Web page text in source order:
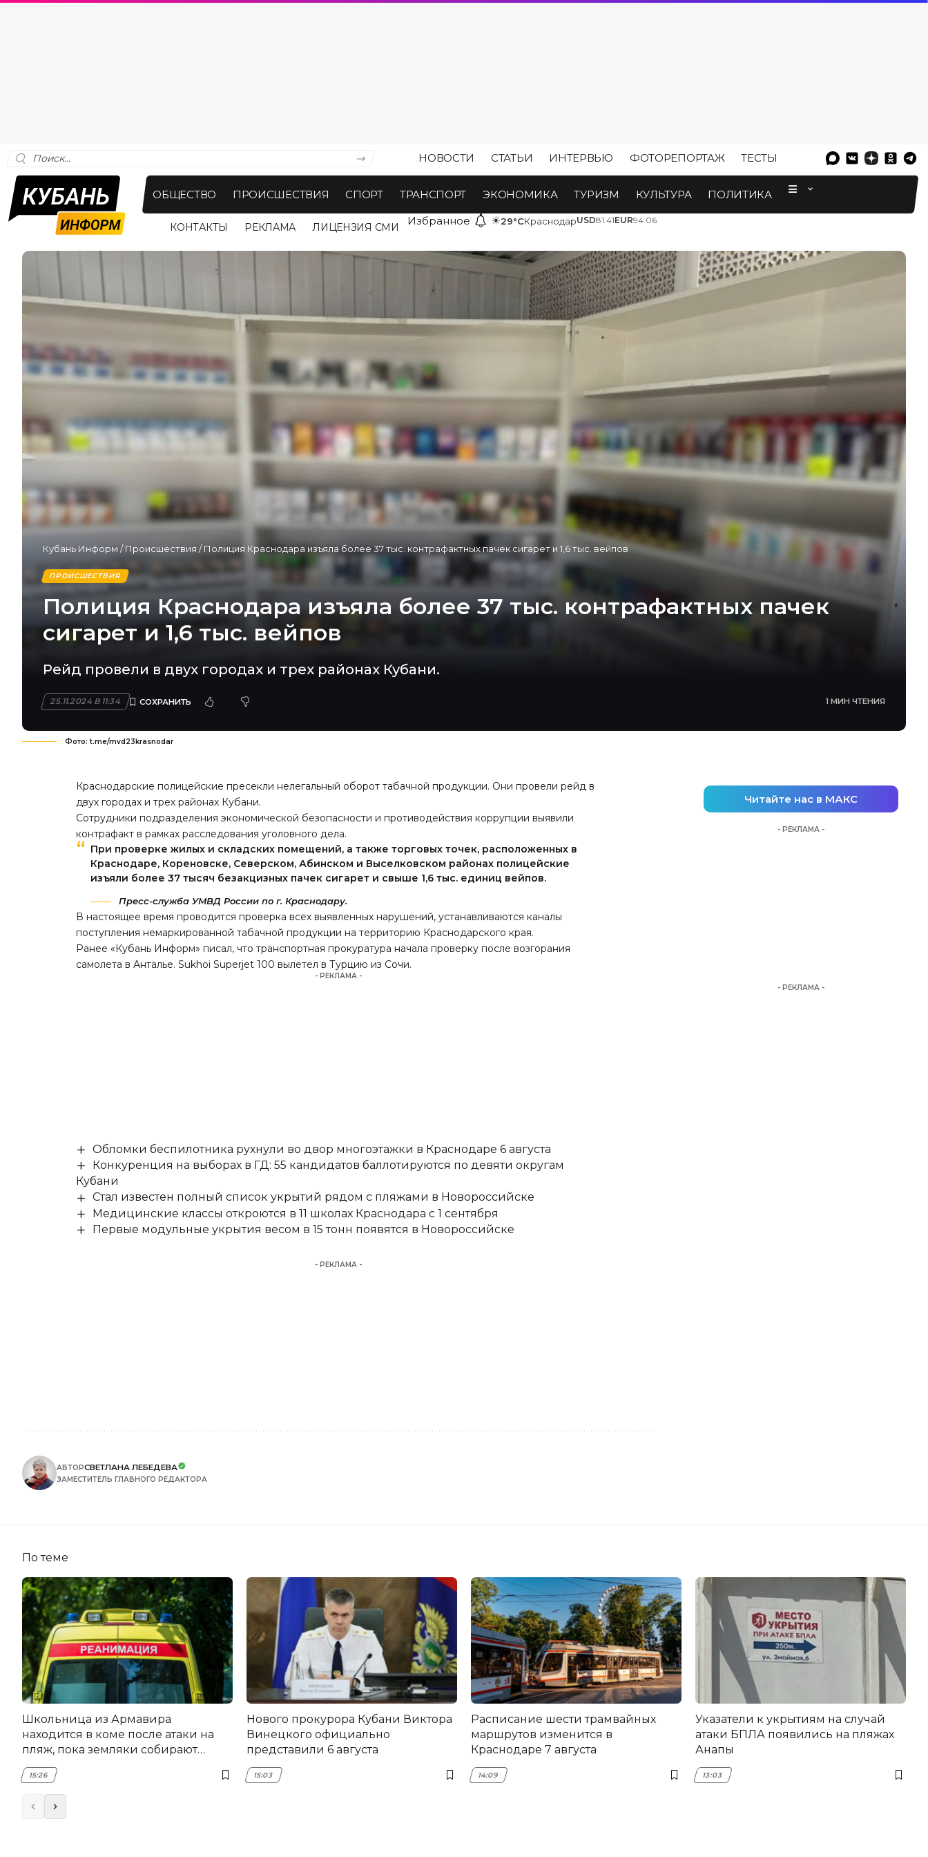
НОВОСТИ СТАТЬИ ИНТЕРВЬЮ ФОТОРЕПОРТАЖ ТЕСТЫ
ОБЩЕСТВО ПРОИСШЕСТВИЯ СПОРТ ТРАНСПОРТ ЭКОНОМИКА ТУРИЗМ КУЛЬТУРА ПОЛИТИКА
КОНТАКТЫ РЕКЛАМА ЛИЦЕНЗИЯ СМИ Избранное ☀29°CКраснодарUSD81.41EUR94.06
Кубань Информ /Происшествия /Полиция Краснодара изъяла более 37 тыс. контрафактных пачек сигарет и 1,6 тыс. вейпов
ПРОИСШЕСТВИЯ
Полиция Краснодара изъяла более 37 тыс. контрафактных пачек
сигарет и 1,6 тыс. вейпов
Рейд провели в двух городах и трех районах Кубани.
25.11.2024 В 11:34 1 МИН ЧТЕНИЯ
Фото: t.me/mvd23krasnodar
Краснодарские полицейские пресекли нелегальный оборот табачной продукции. Они провели рейд в
двух городах и трех районах Кубани.
Сотрудники подразделения экономической безопасности и противодействия коррупции выявили
контрафакт в рамках расследования уголовного дела.
При проверке жилых и складских помещений, а также торговых точек, расположенных в
Краснодаре, Кореновске, Северском, Абинском и Выселковском районах полицейские
изъяли более 37 тысяч безакцизных пачек сигарет и свыше 1,6 тыс. единиц вейпов.
Пресс-служба УМВД России по г. Краснодару.
В настоящее время проводится проверка всех выявленных нарушений, устанавливаются каналы
поступления немаркированной табачной продукции на территорию Краснодарского края.
Ранее «Кубань Информ» писал, что транспортная прокуратура начала проверку после возгорания
самолета в Анталье. Sukhoi Superjet 100 вылетел в Турцию из Сочи.
- РЕКЛАМА -
Обломки беспилотника рухнули во двор многоэтажки в Краснодаре 6 августа
Конкуренция на выборах в ГД: 55 кандидатов баллотируются по девяти округам
Кубани
Стал известен полный список укрытий рядом с пляжами в Новороссийске
Медицинские классы откроются в 11 школах Краснодара с 1 сентября
Первые модульные укрытия весом в 15 тонн появятся в Новороссийске
- РЕКЛАМА -
АВТОРСВЕТЛАНА ЛЕБЕДЕВА
ЗАМЕСТИТЕЛЬ ГЛАВНОГО РЕДАКТОРА
Читайте нас в МАКС
- РЕКЛАМА -
- РЕКЛАМА -
По теме
Школьница из Армавира
находится в коме после атаки на
пляж, пока земляки собирают
помощь
15:26
Нового прокурора Кубани Виктора
Винецкого официально
представили 6 августа
15:03
Расписание шести трамвайных
маршрутов изменится в
Краснодаре 7 августа
14:09
Указатели к укрытиям на случай
атаки БПЛА появились на пляжах
Анапы
13:03